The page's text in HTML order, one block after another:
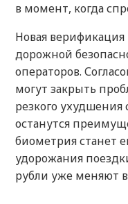
в момент, когда
Новая верификация
дорожной
операторов.
могут закрыть
резкого ухудшения
останутся
биометрия станет
удорожания
рубли уже меняют